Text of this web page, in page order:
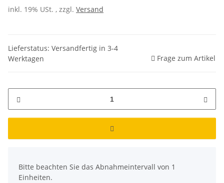
inkl. 19% USt. , zzgl. Versand
Lieferstatus: Versandfertig in 3-4
Werktagen
Frage zum Artikel
Bitte beachten Sie das Abnahmeintervall von 1
Einheiten.